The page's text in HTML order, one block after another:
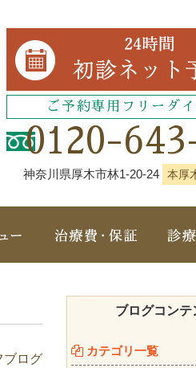
ご予約専用フリーダ
0120-
神奈川県厚木市林1-20-24 本厚
治療メニュー 治療
ブログ
ブログコンテ
カテゴリ一覧